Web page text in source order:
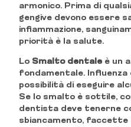
armonico. Prima di
gengive devono essere
infiammazione,
priorità è la salute.
Lo Smalto dentale è un
fondamentale. Influenza
possibilità di eseguire
Se lo smalto è sottile,
dentista deve tenerne
sbiancamento, faccette